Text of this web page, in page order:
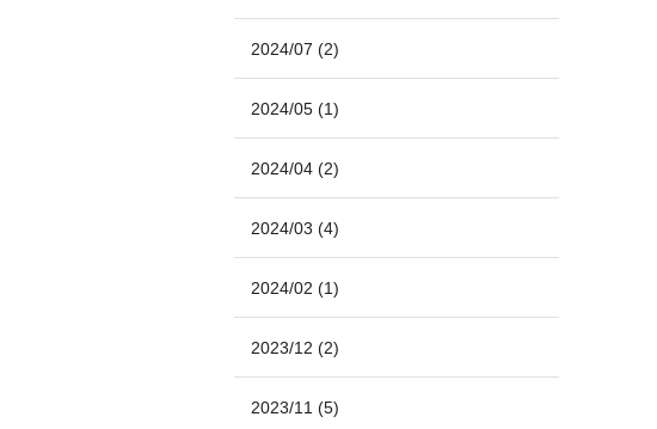
2024/07 (2)
2024/05 (1)
2024/04 (2)
2024/03 (4)
2024/02 (1)
2023/12 (2)
2023/11 (5)